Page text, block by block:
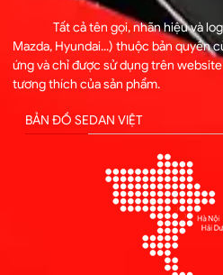
Tất cả tên gọi, nhãn hiệu và
Mazda, Hyundai...) thuộc bản quyền
ứng và chỉ được sử dụng trên
tương thích của sản phẩm.
BẢN ĐỒ SEDAN VIỆT